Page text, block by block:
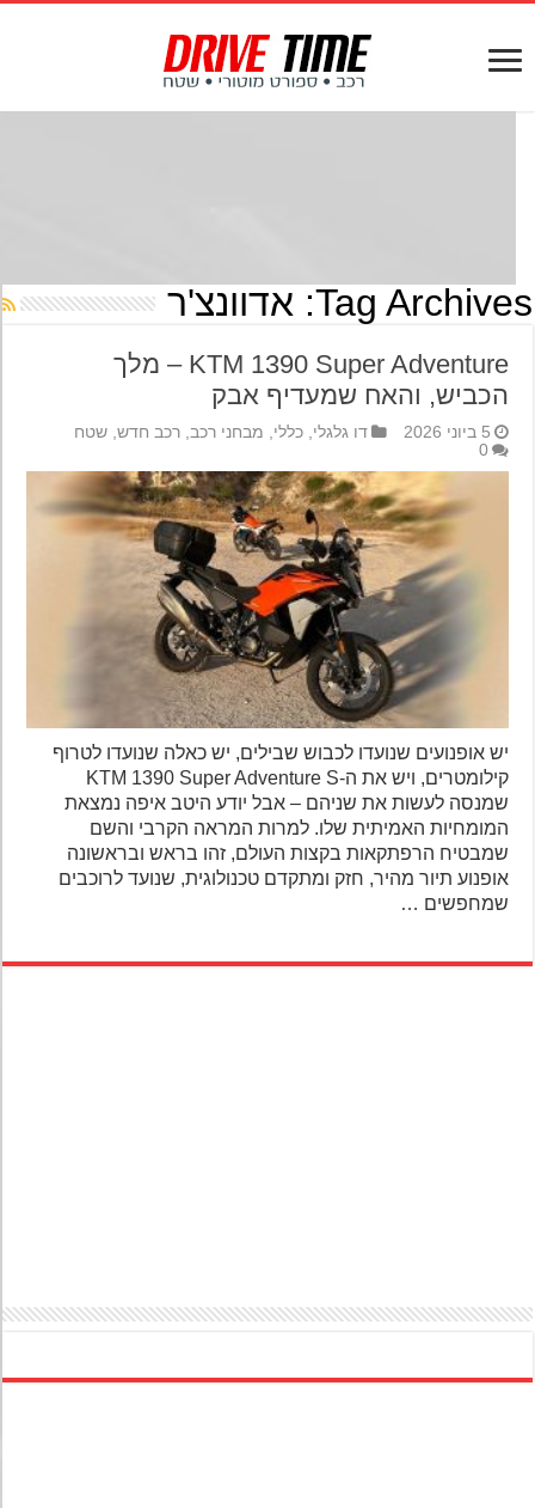
Tag אדוונצ'ר
KTM 1390 Super Adventure – מלך
הכביש, והאח שמעדיף אבק
5 ביוני 2026 דו גלגלי,כללי,מבחני רכב,רכב חדש,שטח
0
יש אופנועים שנועדו לכבוש שבילים, יש כאלה שנועדו לטרוף
קילומטרים, ויש את ה-KTM 1390 Super Adventure S
שמנסה לעשות את שניהם – אבל יודע היטב איפה נמצאת
המומחיות האמיתית שלו. למרות המראה הקרבי והשם
שמבטיח הרפתקאות בקצות העולם, זהו בראש ובראשונה
אופנוע תיור מהיר, חזק ומתקדם טכנולוגית, שנועד לרוכבים
שמחפשים …